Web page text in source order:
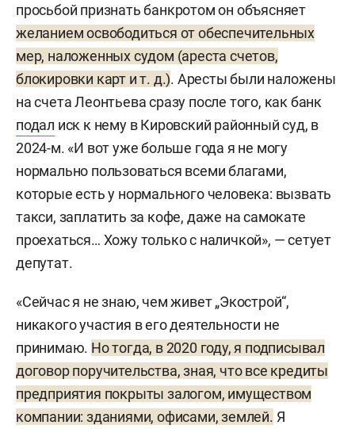
просьбой признать банкротом он объясняет
желанием освободиться от обеспечительных
мер, наложенных судом (ареста счетов,
блокировки карт и т. д.). Аресты были наложены
на счета Леонтьева сразу после того, как банк
подал иск к нему в Кировский районный суд, в
2024-м. «И вот уже больше года я не могу
нормально пользоваться всеми благами,
которые есть у нормального человека: вызвать
такси, заплатить за кофе, даже на самокате
проехаться… Хожу только с наличкой», — сетует
депутат.
«Сейчас я не знаю, чем живет „Экострой“,
никакого участия в его деятельности не
принимаю. Но тогда, в 2020 году, я подписывал
договор поручительства, зная, что все кредиты
предприятия покрыты залогом, имуществом
компании: зданиями, офисами, землей. Я